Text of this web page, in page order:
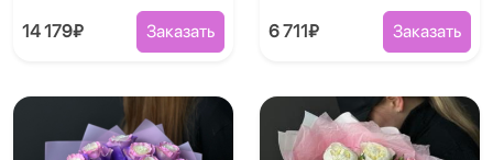
14 179₽ Заказать 6 711₽ Заказать